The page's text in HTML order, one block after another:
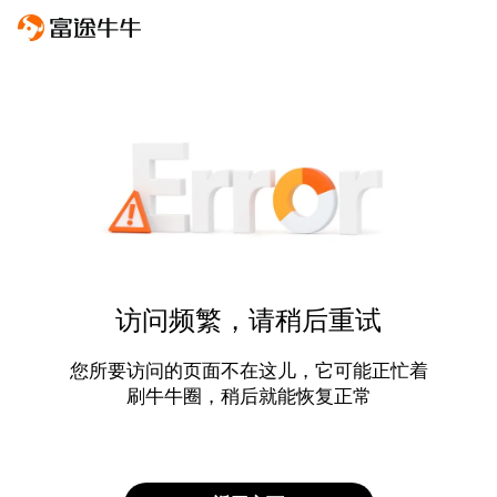
访问频繁，请稍后重试
您所要访问的页面不在这儿，它可能正忙着
刷牛牛圈，稍后就能恢复正常